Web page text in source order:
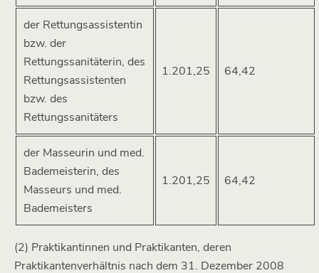
der Rettungsassistentin
bzw. der
Rettungssanitäterin, des
Rettungsassistenten
bzw. des
Rettungssanitäters
1.201,25 64,42
der Masseurin und med.
Bademeisterin, des
Masseurs und med.
Bademeisters
1.201,25 64,42
(2) Praktikantinnen und Praktikanten, deren
Praktikantenverhältnis nach dem 31. Dezember 2008